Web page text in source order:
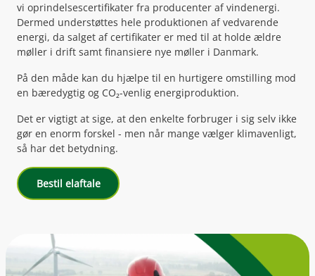
vi oprindelsescertifikater fra producenter af vindenergi.
Dermed understøttes hele produktionen af vedvarende
energi, da salget af certifikater er med til at holde ældre
møller i drift samt finansiere nye møller i Danmark.
På den måde kan du hjælpe til en hurtigere omstilling mod
en bæredygtig og CO₂-venlig energiproduktion.
Det er vigtigt at sige, at den enkelte forbruger i sig selv ikke
gør en enorm forskel - men når mange vælger klimavenligt,
så har det betydning.
Bestil elaftale